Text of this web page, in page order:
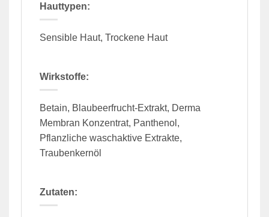
Hauttypen:
Sensible Haut, Trockene Haut
Wirkstoffe:
Betain, Blaubeerfrucht-Extrakt, Derma
Membran Konzentrat, Panthenol,
Pflanzliche waschaktive Extrakte,
Traubenkernöl
Zutaten: